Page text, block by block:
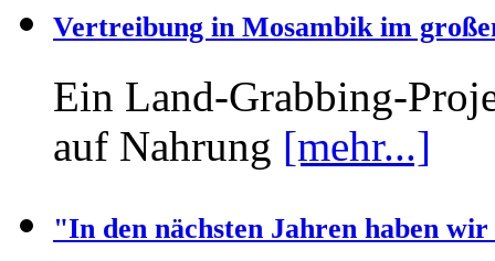
Vertreibung in Mosambik im
Ein Land-Grabbing-
auf Nahrung [mehr...]
"In den nächsten Jahren haben